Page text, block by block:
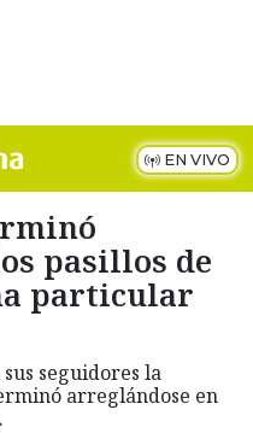
EN VIVO
pasillos de
particular
seguidores la
arreglándose en